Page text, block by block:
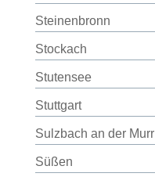
Steinenbronn
Stockach
Stutensee
Stuttgart
Sulzbach an der Murr
Süßen